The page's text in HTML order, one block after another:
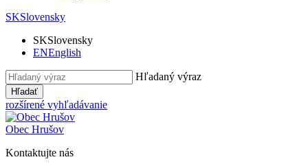
SKSlovensky
SKSlovensky
ENEnglish
Hľadaný výraz
Hľadať
rozšírené vyhľadávanie
Obec Hrušov
Kontaktujte nás